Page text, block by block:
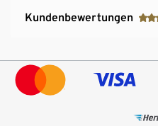
Kundenbewertungen